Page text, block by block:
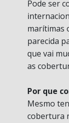
Pode ser
marítimas
parecida
que vai
as
Por que
Mesmo
cobertura